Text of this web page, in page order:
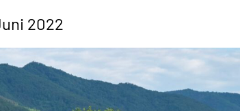
2022